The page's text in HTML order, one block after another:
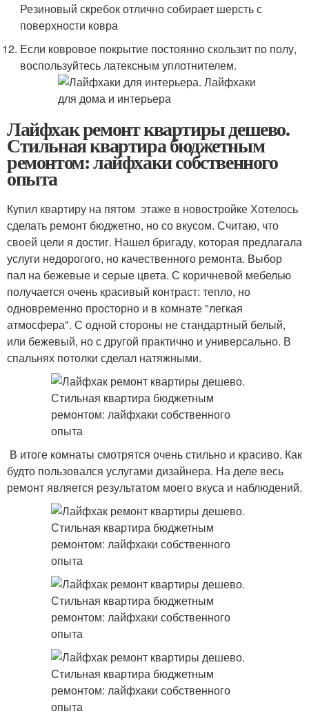
Резиновый скребок отлично собирает шерсть с
поверхности ковра
Если ковровое покрытие постоянно скользит по полу,
воспользуйтесь латексным уплотнителем.
Лайфхак ремонт квартиры дешево.
Стильная квартира бюджетным
ремонтом: лайфхаки собственного
опыта
Купил квартиру на пятом этаже в новостройке Хотелось
сделать ремонт бюджетно, но со вкусом. Считаю, что
своей цели я достиг. Нашел бригаду, которая предлагала
услуги недорогого, но качественного ремонта. Выбор
пал на бежевые и серые цвета. С коричневой мебелью
получается очень красивый контраст: тепло, но
одновременно просторно и в комнате "легкая
атмосфера". С одной стороны не стандартный белый,
или бежевый, но с другой практично и универсально. В
спальнях потолки сделал натяжными.
В итоге комнаты смотрятся очень стильно и красиво. Как
будто пользовался услугами дизайнера. На деле весь
ремонт является результатом моего вкуса и наблюдений.